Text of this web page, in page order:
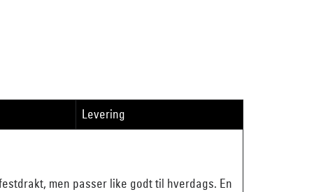
Levering
men passer like godt til hverdags. En